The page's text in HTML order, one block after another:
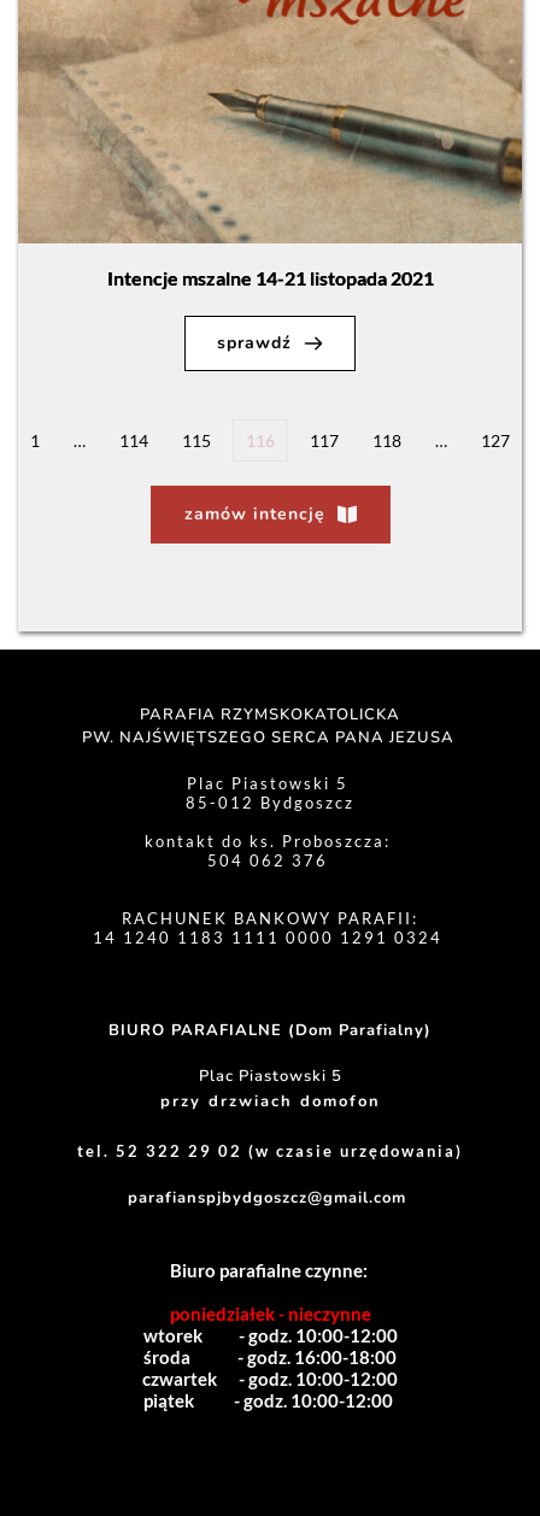
Intencje mszalne 14-21 listopada 2021
sprawdź
1 … 114 115 116 117 118 … 127
zamów intencję
PARAFIA RZYMSKOKATOLICKA
PW. NAJŚWIĘTSZEGO SERCA PANA JEZUSA
Plac Piastowski 5
85-012 Bydgoszcz
kontakt do ks. Proboszcza:
504 062 376
RACHUNEK BANKOWY PARAFII:
14 1240 1183 1111 0000 1291 0324
BIURO PARAFIALNE (Dom Parafialny)
Plac Piastowski 5
przy drzwiach domofon
tel. 52 322 29 02 (w czasie urzędowania)
parafianspjbydgoszcz@gmail.com
Biuro parafialne czynne:
poniedziałek - nieczynne
wtorek          - godz. 10:00-12:00
środa             - godz. 16:00-18:00
czwartek      - godz. 10:00-12:00
piątek           - godz. 10:00-12:00